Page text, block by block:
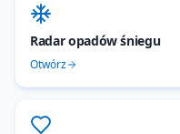
Radar opadów śniegu
Otwórz